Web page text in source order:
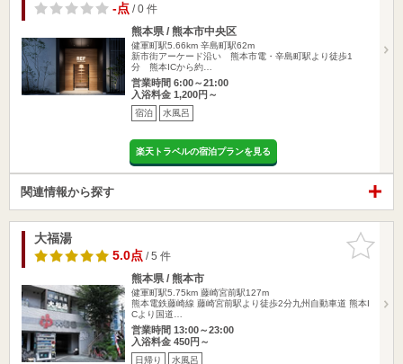
-点/ 0 件
熊本県 / 熊本市中央区
健軍町駅5.66km 辛島町駅62m
新市街アーケード沿い 熊本市電・辛島町駅より徒歩1
分 熊本ICから約…
営業時間 6:00～21:00
入浴料金 1,200円～
宿泊 水風呂
楽天トラベルの宿泊プランを見る
関連情報から探す
お気に入
りに追加
大福湯
5.0点/ 5 件
熊本県 / 熊本市
健軍町駅5.75km 藤崎宮前駅127m
熊本電鉄藤崎線 藤崎宮前駅より徒歩2分九州自動車道 熊本I
Cより国道…
営業時間 13:00～23:00
入浴料金 450円～
日帰り 水風呂